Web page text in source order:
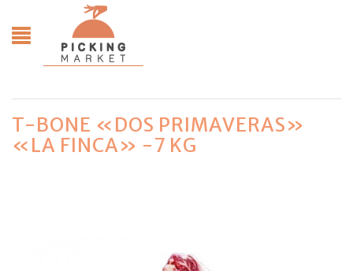
T-BONE «DOS PRIMAVERAS»
«LA FINCA» -7 KG